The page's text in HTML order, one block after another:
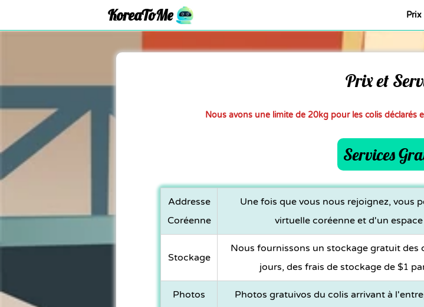
KoreaToMe Prix
Prix et
Nous avons une limite de 20kg pour les colis déclarés
Services
Addresse
Coréenne
Une fois que vous nous rejoignez, vous
virtuelle coréenne et d'un
Stockage
Nous fournissons un stockage gratuit des
jours, des frais de stockage de $1
Photos
Photos gratuivos du colis arrivant à